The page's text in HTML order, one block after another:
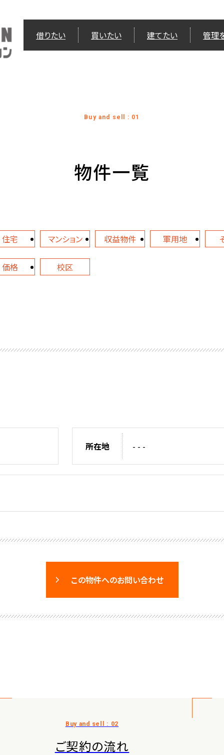
借りたい 買いたい 建てたい 管理
Buy and sell : 01
物件一覧
住宅 マンション 収益物件 軍用地
価格 校区
所在地 - - -
この物件へのお問い合わせ
ご契約の流れ